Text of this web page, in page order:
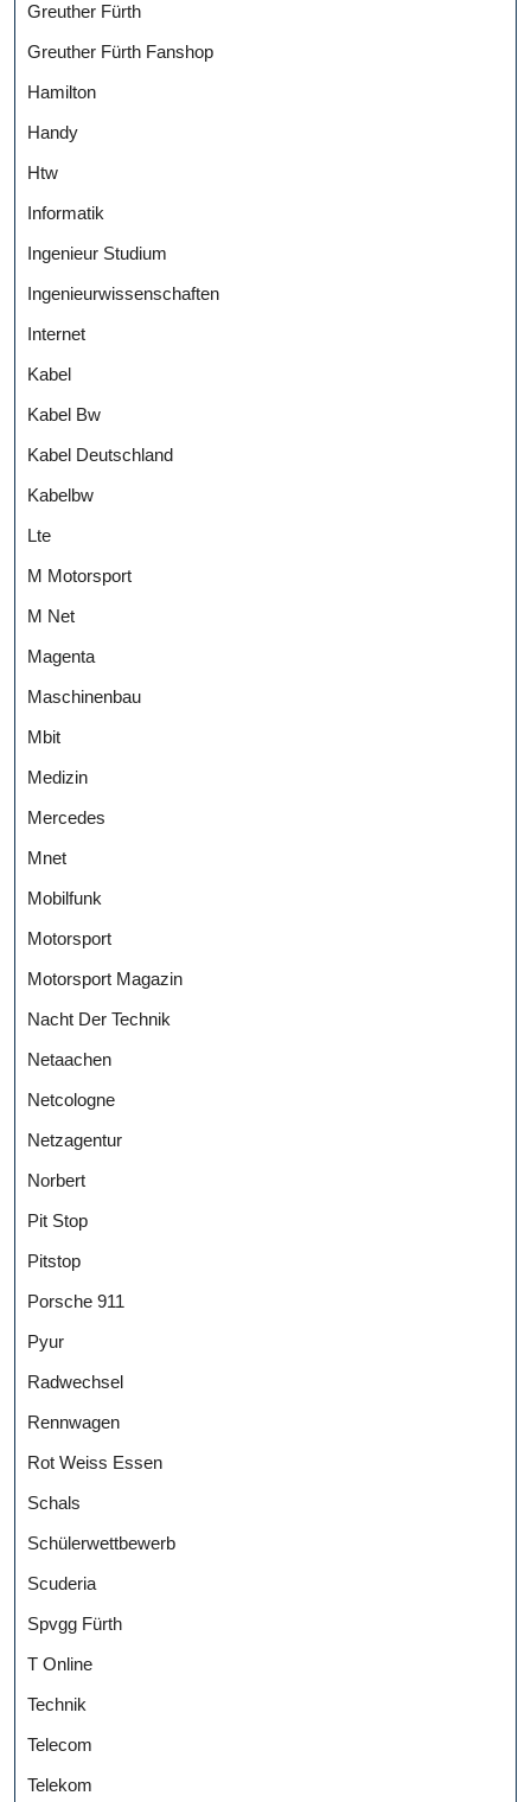
Greuther Fürth
Greuther Fürth Fanshop
Hamilton
Handy
Htw
Informatik
Ingenieur Studium
Ingenieurwissenschaften
Internet
Kabel
Kabel Bw
Kabel Deutschland
Kabelbw
Lte
M Motorsport
M Net
Magenta
Maschinenbau
Mbit
Medizin
Mercedes
Mnet
Mobilfunk
Motorsport
Motorsport Magazin
Nacht Der Technik
Netaachen
Netcologne
Netzagentur
Norbert
Pit Stop
Pitstop
Porsche 911
Pyur
Radwechsel
Rennwagen
Rot Weiss Essen
Schals
Schülerwettbewerb
Scuderia
Spvgg Fürth
T Online
Technik
Telecom
Telekom